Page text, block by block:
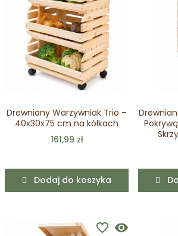
Drewniany Warzywniak Trio –
40x30x75 cm na kółkach
161,99 zł
Dodaj do koszyka
visibility
favorite_border